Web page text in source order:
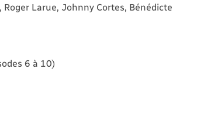
Larue, Johnny Cortes, Bénédicte
6 à 10)